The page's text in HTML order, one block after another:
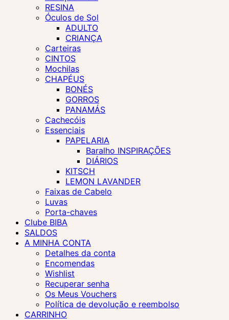
RESINA
Óculos de Sol
ADULTO
CRIANÇA
Carteiras
CINTOS
Mochilas
CHAPÉUS
BONÉS
GORROS
PANAMÁS
Cachecóis
Essenciais
PAPELARIA
Baralho INSPIRAÇÕES
DIÁRIOS
KITSCH
LEMON LAVANDER
Faixas de Cabelo
Luvas
Porta-chaves
Clube BIBA
SALDOS
A MINHA CONTA
Detalhes da conta
Encomendas
Wishlist
Recuperar senha
Os Meus Vouchers
Política de devolução e reembolso
CARRINHO